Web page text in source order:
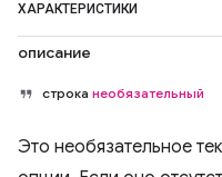
ХАРАКТЕРИСТИКИ
описание
строка необязательный
Это необязательное